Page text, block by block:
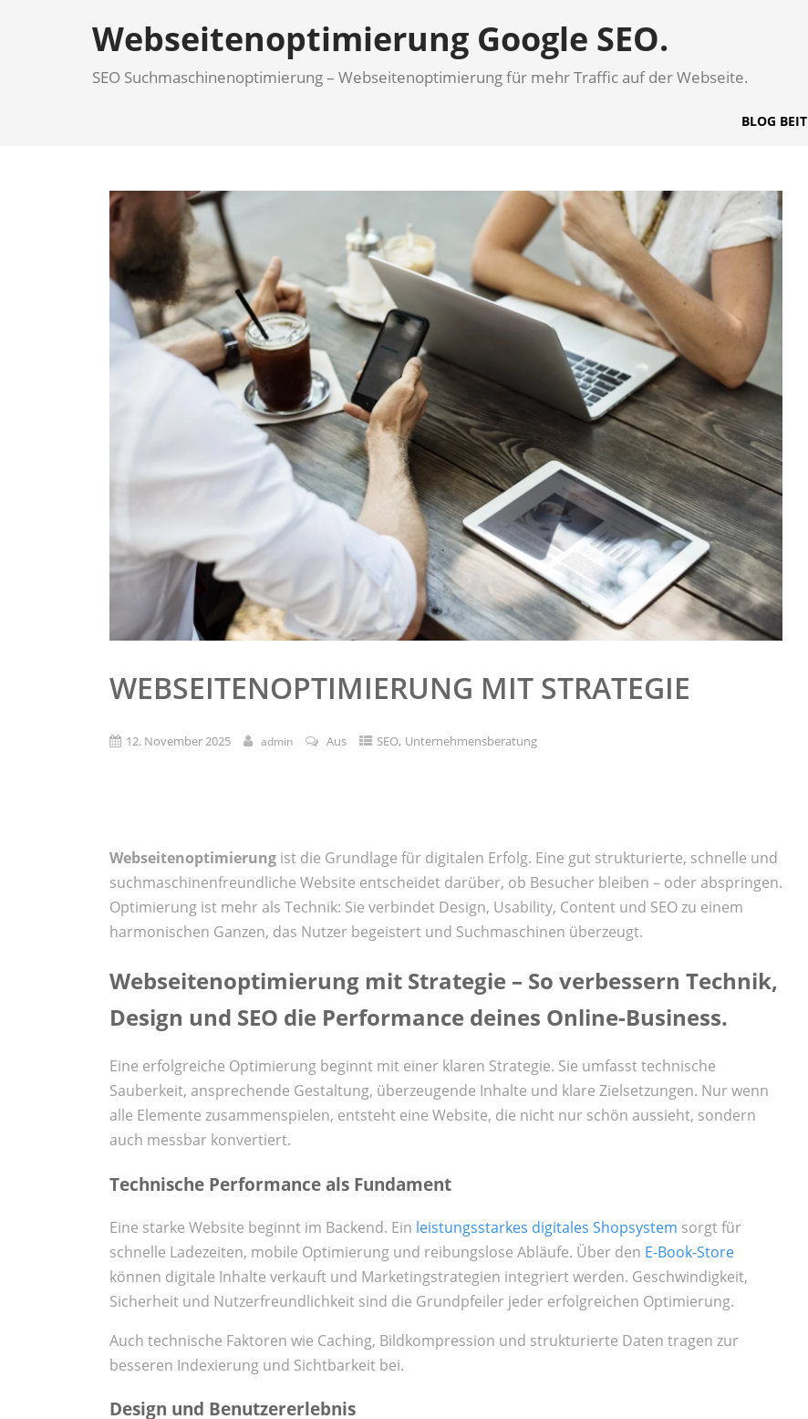
Webseitenoptimierung Google SEO.
SEO Suchmaschinenoptimierung – Webseitenoptimierung für mehr Traffic auf der Webseite.
BLOG
WEBSEITENOPTIMIERUNG MIT STRATEGIE
12. November 2025 admin Aus SEO, Unternehmensberatung
Webseitenoptimierung ist die Grundlage für digitalen Erfolg. Eine gut strukturierte, schnelle und
suchmaschinenfreundliche Website entscheidet darüber, ob Besucher bleiben – oder abspringen.
Optimierung ist mehr als Technik: Sie verbindet Design, Usability, Content und SEO zu einem
harmonischen Ganzen, das Nutzer begeistert und Suchmaschinen überzeugt.
Webseitenoptimierung mit Strategie – So verbessern Technik,
Design und SEO die Performance deines Online-Business.
Eine erfolgreiche Optimierung beginnt mit einer klaren Strategie. Sie umfasst technische
Sauberkeit, ansprechende Gestaltung, überzeugende Inhalte und klare Zielsetzungen. Nur wenn
alle Elemente zusammenspielen, entsteht eine Website, die nicht nur schön aussieht, sondern
auch messbar konvertiert.
Technische Performance als Fundament
Eine starke Website beginnt im Backend. Ein leistungsstarkes digitales Shopsystem sorgt für
schnelle Ladezeiten, mobile Optimierung und reibungslose Abläufe. Über den E-Book-Store
können digitale Inhalte verkauft und Marketingstrategien integriert werden. Geschwindigkeit,
Sicherheit und Nutzerfreundlichkeit sind die Grundpfeiler jeder erfolgreichen Optimierung.
Auch technische Faktoren wie Caching, Bildkompression und strukturierte Daten tragen zur
besseren Indexierung und Sichtbarkeit bei.
Design und Benutzererlebnis